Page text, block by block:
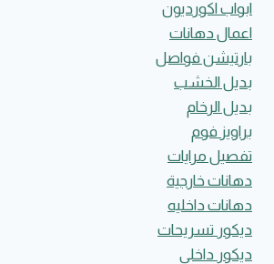
ابواب اكورديون
اعمال دهانات
بارتيشن فواصل
بديل الخشب
بديل الرخام
براويز فوم
تفصيل مرايات
دهانات خارجية
دهانات داخليه
ديكور تسريحات
ديكور داخلي